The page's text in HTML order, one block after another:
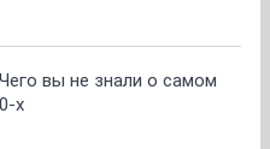
вы не знали о самом
х